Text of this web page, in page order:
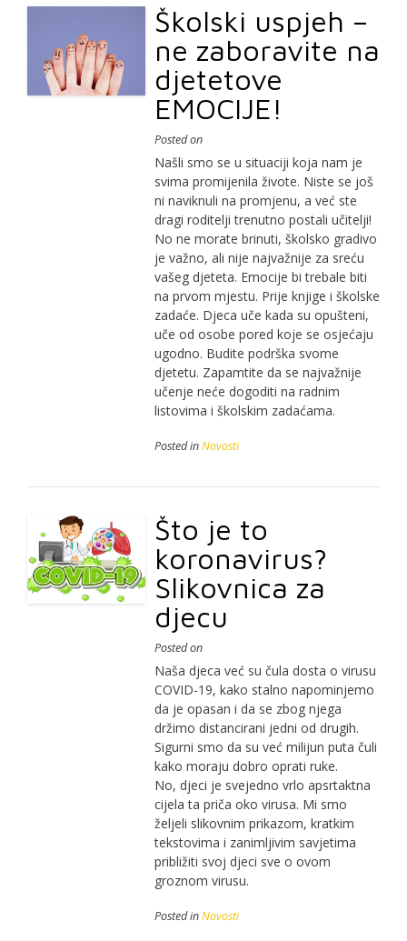
Školski uspjeh –
ne zaboravite na
djetetove
EMOCIJE!
Posted on
Našli smo se u situaciji koja nam je
svima promijenila živote. Niste se još
ni naviknuli na promjenu, a već ste
dragi roditelji trenutno postali učitelji!
No ne morate brinuti, školsko gradivo
je važno, ali nije najvažnije za sreću
vašeg djeteta. Emocije bi trebale biti
na prvom mjestu. Prije knjige i školske
zadaće. Djeca uče kada su opušteni,
uče od osobe pored koje se osjećaju
ugodno. Budite podrška svome
djetetu. Zapamtite da se najvažnije
učenje neće dogoditi na radnim
listovima i školskim zadaćama.
Posted inNovosti
Što je to
koronavirus?
Slikovnica za
djecu
Posted on
Naša djeca već su čula dosta o virusu
COVID-19, kako stalno napominjemo
da je opasan i da se zbog njega
držimo distancirani jedni od drugih.
Sigurni smo da su već milijun puta čuli
kako moraju dobro oprati ruke.
No, djeci je svejedno vrlo apsrtaktna
cijela ta priča oko virusa. Mi smo
željeli slikovnim prikazom, kratkim
tekstovima i zanimljivim savjetima
približiti svoj djeci sve o ovom
groznom virusu.
Posted inNovosti